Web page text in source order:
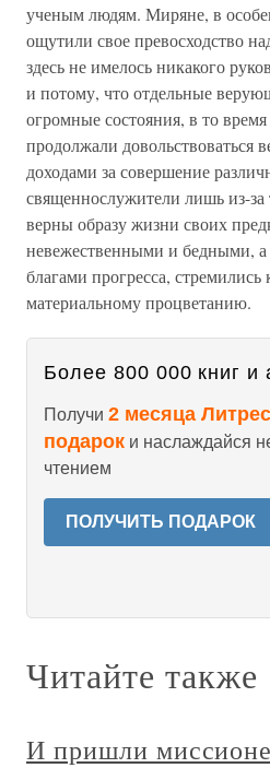
ученым людям. Миряне, в
ощутили свое превосходство
здесь не имелось никакого
и потому, что отдельные
огромные состояния, в то
продолжали довольствоваться
доходами за совершение
священнослужители лишь из-за
верны образу жизни своих
невежественными и бедными, а
благами прогресса, стремились
материальному процветанию.
Более 800 000 книг и
Получи 2 месяца
подарок и наслаждайся
чтением
ПОЛУЧИТЬ ПОДАРОК
Читайте также
И пришли